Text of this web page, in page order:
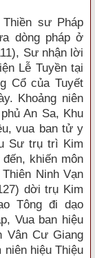
sư Pháp
dòng pháp ở
Sư nhận lời
Lễ Tuyền tại
Cổ của Tuyết
Khoảng niên
An Sa, Khu
vua ban tử y
Sư trụ trì Kim
khiến môn
Ninh Vạn
dời trụ Kim
Tông đi dạo
Vua ban hiệu
Vân Cư Giang
hiệu Thiệu